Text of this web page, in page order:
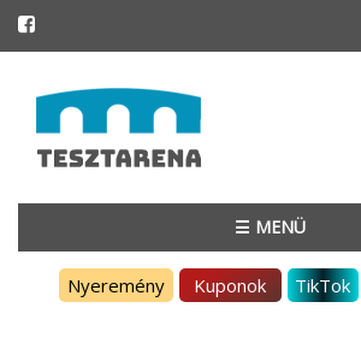
to
content
☰ MENÜ
Nyeremény Kuponok TikTok